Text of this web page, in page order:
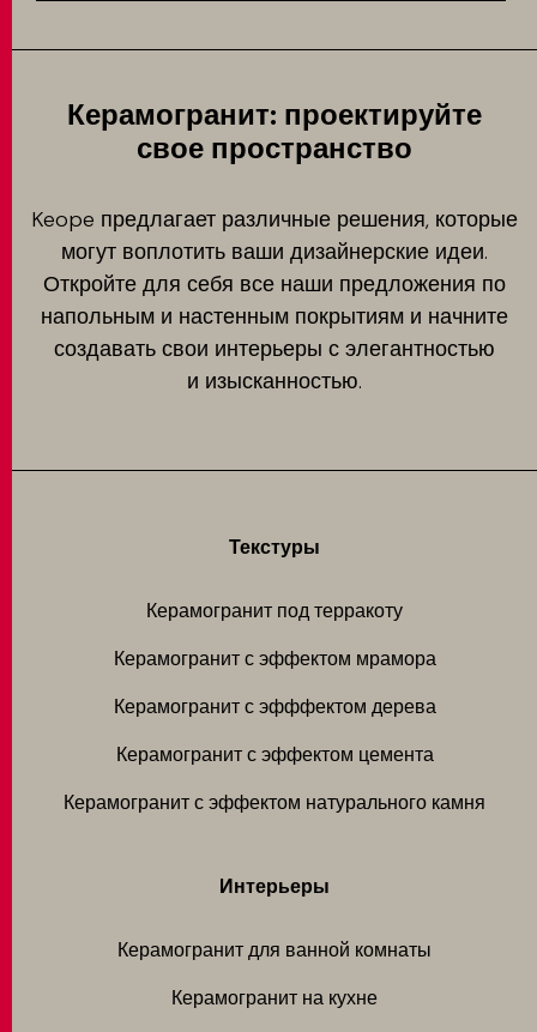
Керамогранит: проектируйте
свое пространство
Keope предлагает различные решения, которые
могут воплотить ваши дизайнерские идеи.
Откройте для себя все наши предложения по
напольным и настенным покрытиям и начните
создавать свои интерьеры с элегантностью
и изысканностью.
Текстуры
Керамогранит под терракоту
Керамогранит с эффектом мрамора
Керамогранит с эфффектом дерева
Керамогранит с эффектом цемента
Керамогранит с эффектом натурального камня
Интерьеры
Керамогранит для ванной комнаты
Керамогранит на кухне